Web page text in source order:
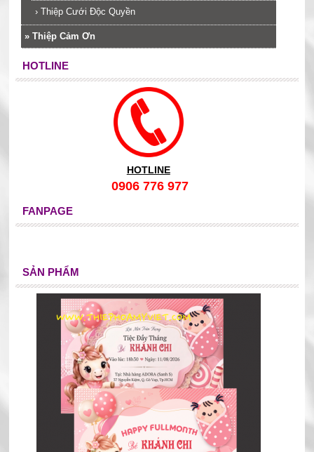
› Thiệp Cưới Độc Quyền
» Thiệp Cảm Ơn
HOTLINE
HOTLINE
0906 776 977
FANPAGE
SẢN PHẨM